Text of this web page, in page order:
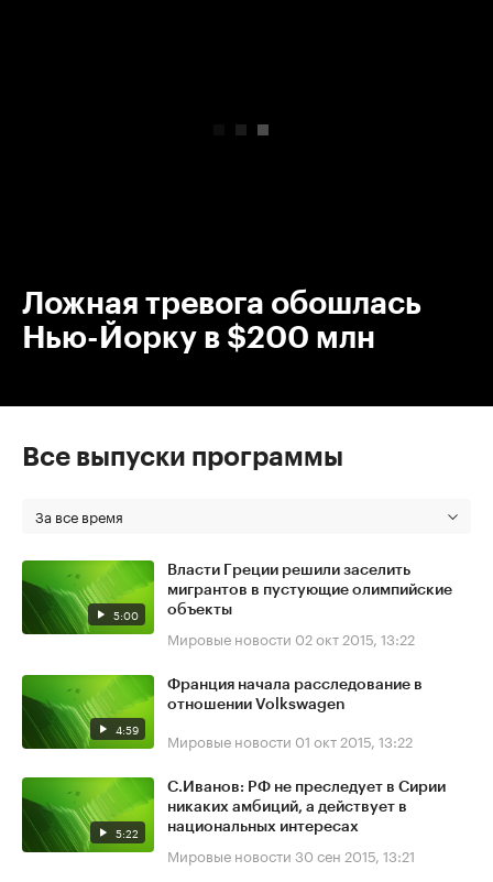
Ложная тревога обошлась
Нью-Йорку в $200 млн
Все выпуски программы
За все время
5:00
Власти Греции решили заселить
мигрантов в пустующие олимпийские
объекты
Мировые новости 02 окт 2015, 13:22
4:59
Франция начала расследование в
отношении Volkswagen
Мировые новости 01 окт 2015, 13:22
5:22
С.Иванов: РФ не преследует в Сирии
никаких амбиций, а действует в
национальных интересах
Мировые новости 30 сен 2015, 13:21